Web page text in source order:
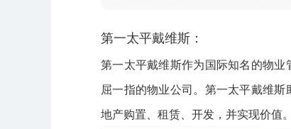
第一太平戴维斯：
第一太平戴维斯作为国际知名的物
屈一指的物业公司。第一太平戴维
地产购置、租赁、开发，并实现价值。